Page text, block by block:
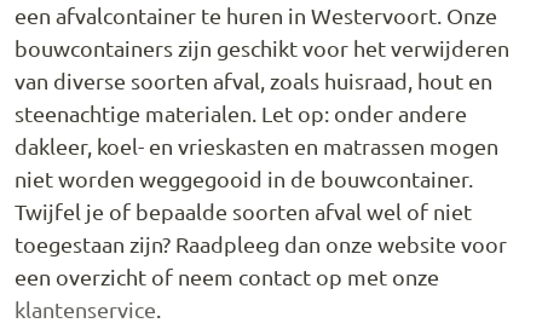
een afvalcontainer te huren in Westervoort. Onze
bouwcontainers zijn geschikt voor het verwijderen
van diverse soorten afval, zoals huisraad, hout en
steenachtige materialen. Let op: onder andere
dakleer, koel- en vrieskasten en matrassen mogen
niet worden weggegooid in de bouwcontainer.
Twijfel je of bepaalde soorten afval wel of niet
toegestaan zijn? Raadpleeg dan onze website voor
een overzicht of neem contact op met onze
klantenservice